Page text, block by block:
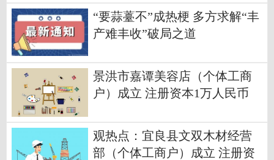
“要蒜薹不”成热梗 多方求解“丰
产难丰收”破局之道
景洪市嘉谭美容店（个体工商
户）成立 注册资本1万人民币
观热点：宜良县文双木材经营
部（个体工商户）成立 注册资